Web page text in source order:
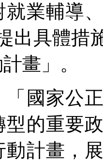
就業輔導
出具體措
畫」。
「國家公
型的重要
動計畫，